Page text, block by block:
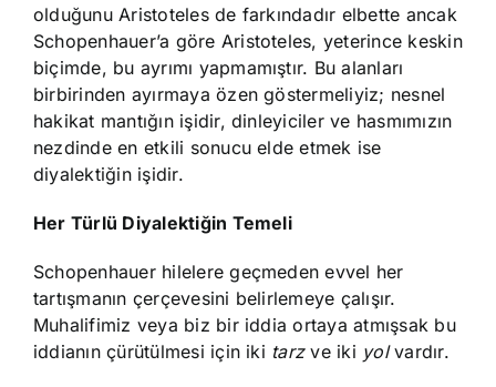
olduğunu Aristoteles de farkındadır elbette ancak
Schopenhauer’a göre Aristoteles, yeterince keskin
biçimde, bu ayrımı yapmamıştır. Bu alanları
birbirinden ayırmaya özen göstermeliyiz; nesnel
hakikat mantığın işidir, dinleyiciler ve hasmımızın
nezdinde en etkili sonucu elde etmek ise
diyalektiğin işidir.
Her Türlü Diyalektiğin Temeli
Schopenhauer hilelere geçmeden evvel her
tartışmanın çerçevesini belirlemeye çalışır.
Muhalifimiz veya biz bir iddia ortaya atmışsak bu
iddianın çürütülmesi için iki tarzve iki yolvardır.